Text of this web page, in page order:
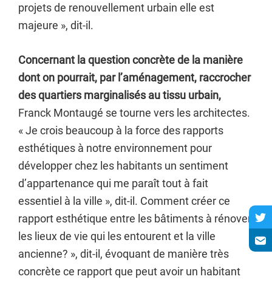
projets de renouvellement urbain elle est
majeure », dit-il.
Concernant la question concrète de la manière
dont on pourrait, par l’aménagement, raccrocher
des quartiers marginalisés au tissu urbain,
Franck Montaugé se tourne vers les architectes.
« Je crois beaucoup à la force des rapports
esthétiques à notre environnement pour
développer chez les habitants un sentiment
d’appartenance qui me paraît tout à fait
essentiel à la ville », dit-il. Comment créer ce
rapport esthétique entre les bâtiments à rénover,
les lieux de vie qui les entourent et la ville
ancienne? », dit-il, évoquant de manière très
concrète ce rapport que peut avoir un habitant